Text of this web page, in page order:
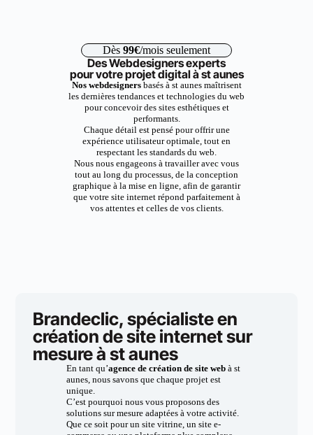
Dès 99€/mois seulement
Des Webdesigners experts
pour votre projet digital à st aunes
Nos webdesignersbasés à st aunes maîtrisent
les dernières tendances et technologies du web
pour concevoir des sites esthétiques et
performants.
Chaque détail est pensé pour offrir une
expérience utilisateur optimale, tout en
respectant les standards du web.
Nous nous engageons à travailler avec vous
tout au long du processus, de la conception
graphique à la mise en ligne, afin de garantir
que votre site internet répond parfaitement à
vos attentes et celles de vos clients.
Brandeclic, spécialiste en
création de site internet sur
mesure à st aunes
En tant qu’agence de création de site webà st
aunes, nous savons que chaque projet est
unique.
C’est pourquoi nous vous proposons des
solutions sur mesure adaptées à votre activité.
Que ce soit pour un site vitrine, un site e-